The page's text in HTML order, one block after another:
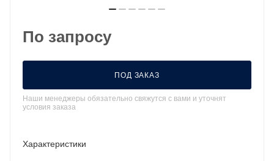
По запросу
ПОД ЗАКАЗ
Наши менеджеры обязательно свяжутся с вами и уточнят
условия заказа
Характеристики